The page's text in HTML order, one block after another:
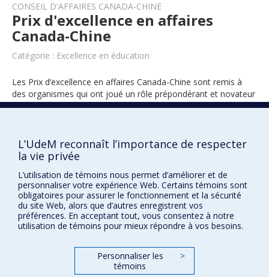
CONSEIL D'AFFAIRES CANADA-CHINE
Prix d'excellence en affaires
Canada-Chine
Catégorie : Excellence en éducation
Les Prix d’excellence en affaires Canada-Chine sont remis à
des organismes qui ont joué un rôle prépondérant et novateur
dans le développement des relations commerciales bilatérales.
Prix et distinctions
L’UdeM reconnaît l’importance de respecter
la vie privée
L’utilisation de témoins nous permet d’améliorer et de
personnaliser votre expérience Web. Certains témoins sont
obligatoires pour assurer le fonctionnement et la sécurité
du site Web, alors que d’autres enregistrent vos
préférences. En acceptant tout, vous consentez à notre
utilisation de témoins pour mieux répondre à vos besoins.
Personnaliser les
témoins
>